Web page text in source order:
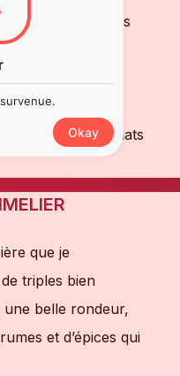
épices douces
légère douceur,
affinés, plats
que je
triples bien
belle rondeur,
et d’épices qui
Okay